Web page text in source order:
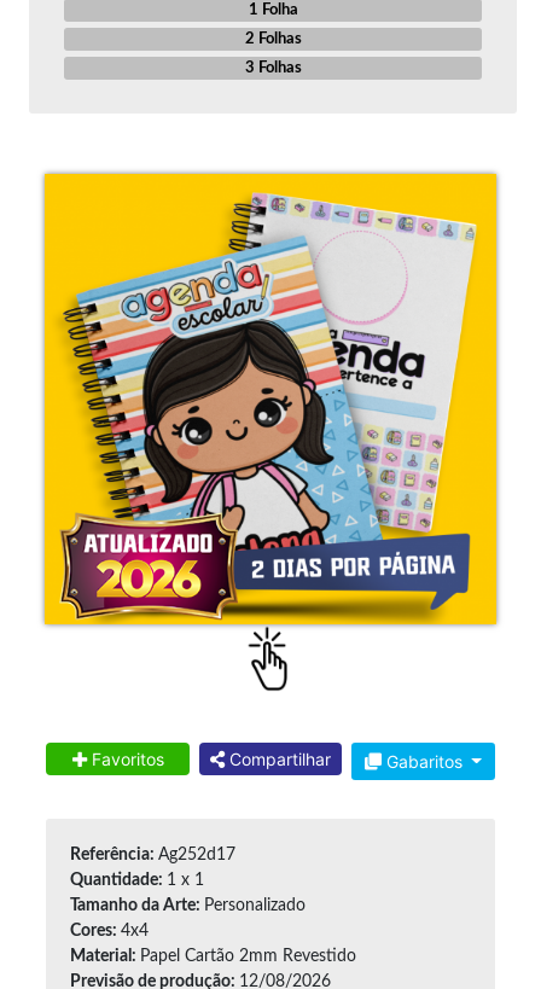
1 Folha
2 Folhas
3 Folhas
Favoritos Compartilhar Gabaritos
Referência:Ag252d17
Quantidade: 1 x 1
Tamanho da Arte: Personalizado
Cores:4x4
Material: Papel Cartão 2mm Revestido
Previsão de produção: 12/08/2026